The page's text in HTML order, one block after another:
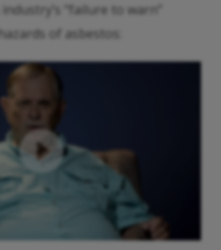
“failure to warn”
of asbestos: